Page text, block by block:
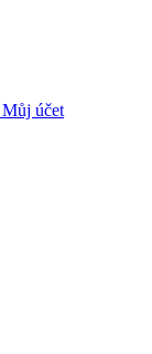
Můj účet